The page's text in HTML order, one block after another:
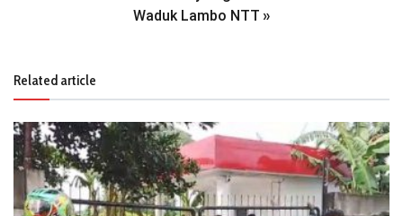
Waduk Lambo NTT »
Related article